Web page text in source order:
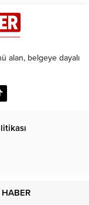
alan, belgeye dayalı